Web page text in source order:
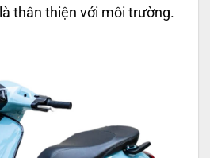
thân thiện với môi trường.